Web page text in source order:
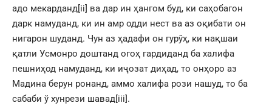
адо мекарданд[ii] ва дар ин ҳангом буд, ки саҳобагон
дарк намуданд, ки ин амр одди нест ва аз оқибати он
нигарон шуданд. Чун аз ҳадафи он гурўҳ, ки нақшаи
қатли Усмонро доштанд огоҳ гардиданд ба халифа
пешниҳод намуданд, ки иҷозат диҳад, то онҳоро аз
Мадина берун ронанд, аммо халифа рози нашуд, то ба
сабаби ў хунрези шавад[iii].